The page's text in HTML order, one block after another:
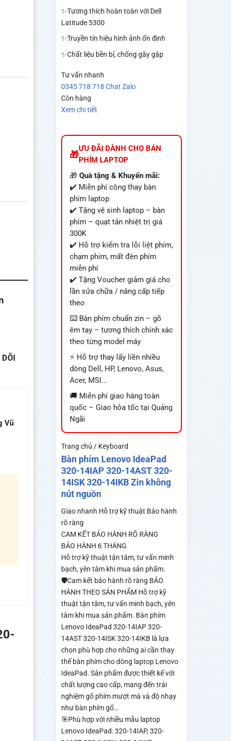
✨Tương thích hoàn toàn với Dell
Latitude 5300
✨Truyền tín hiệu hình ảnh ổn định
✨Chất liệu bền bỉ, chống gãy gập
Tư vấn nhanh
0345 718 718 Chat Zalo
Còn hàng
Xem chi tiết
ƯU ĐÃI DÀNH CHO BÁN
PHÍM LAPTOP
🎁Quà tặng & Khuyến mãi:
✔️ Miễn phí công thay bàn
phím laptop
✔️ Tặng vệ sinh laptop – bàn
phím – quạt tản nhiệt trị giá
300K
✔️ Hỗ trợ kiểm tra lỗi liệt phím,
chạm phím, mất đèn phím
miễn phí
✔️ Tặng Voucher giảm giá cho
lần sửa chữa / nâng cấp tiếp
theo
⌨️ Bàn phím chuẩn zin – gõ
êm tay – tương thích chính xác
theo từng model máy
⚡ Hỗ trợ thay lấy liền nhiều
dòng Dell, HP, Lenovo, Asus,
Acer, MSI...
🚚 Miễn phí giao hàng toàn
quốc – Giao hỏa tốc tại Quảng
Ngãi
Trang chủ / Keyboard
Bàn phím Lenovo IdeaPad
320-14IAP 320-14AST 320-
14ISK 320-14IKB Zin không
nút nguồn
Giao nhanh Hỗ trợ kỹ thuật Bảo hành
rõ ràng
CAM KẾT BẢO HÀNH RÕ RÀNG
BẢO HÀNH 6 THÁNG
Hỗ trợ kỹ thuật tận tâm, tư vấn minh
bạch, yên tâm khi mua sản phẩm.
🛡️Cam kết bảo hành rõ ràng BẢO
HÀNH THEO SẢN PHẨM Hỗ trợ kỹ
thuật tận tâm, tư vấn minh bạch, yên
tâm khi mua sản phẩm. Bàn phím
Lenovo IdeaPad 320-14IAP 320-
14AST 320-14ISK 320-14IKB là lựa
chọn phù hợp cho những ai cần thay
thế bàn phím cho dòng laptop Lenovo
IdeaPad. Sản phẩm được thiết kế với
chất lượng cao cấp, mang đến trải
nghiệm gõ phím mượt mà và độ nhạy
như bàn phím gố…
🎯Phù hợp với nhiều mẫu laptop
Lenovo IdeaPad: 320-14IAP, 320-
Vũ